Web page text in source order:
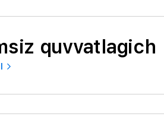
quvvatlagich